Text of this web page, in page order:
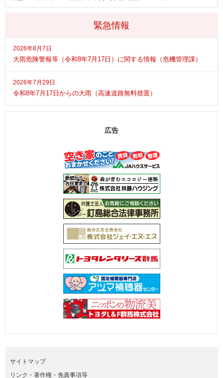
緊急情報
2026年8月7日
大雨危険警報等（令和8年7月17日）に関する情報（危機管理課）
2026年7月29日
令和8年7月17日からの大雨（高速道路無料措置）
広告
サイトマップ
リンク・著作権・免責事項等